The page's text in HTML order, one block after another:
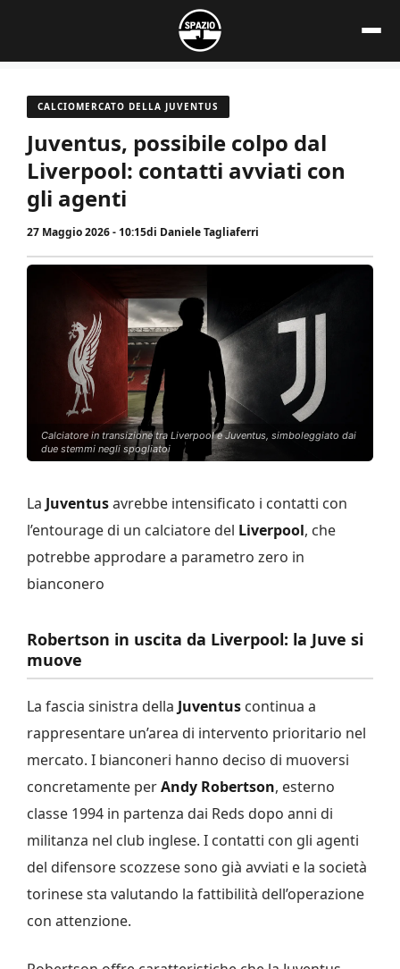
contenuto
CALCIOMERCATO DELLA JUVENTUS
Juventus, possibile colpo dal
Liverpool: contatti avviati con
gli agenti
27 Maggio 2026 - 10:15di Daniele Tagliaferri
Calciatore in transizione tra Liverpool e Juventus, simboleggiato dai
due stemmi negli spogliatoi
La Juventusavrebbe intensificato i contatti con
l’entourage di un calciatore del Liverpool, che
potrebbe approdare a parametro zero in
bianconero
Robertson in uscita da Liverpool: la Juve si
muove
La fascia sinistra della Juventus continua a
rappresentare un’area di intervento prioritario nel
mercato. I bianconeri hanno deciso di muoversi
concretamente perAndy Robertson, esterno
classe 1994 in partenza dai Reds dopo anni di
militanza nel club inglese. I contatti con gli agenti
del difensore scozzese sono già avviati e la società
torinese sta valutando la fattibilità dell’operazione
con attenzione.